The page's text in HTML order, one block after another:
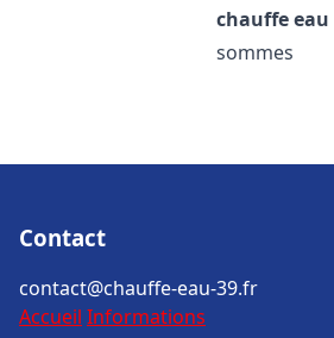
chauffe eau
sommes
Contact
contact@chauffe-eau-39.fr
Accueil Informations